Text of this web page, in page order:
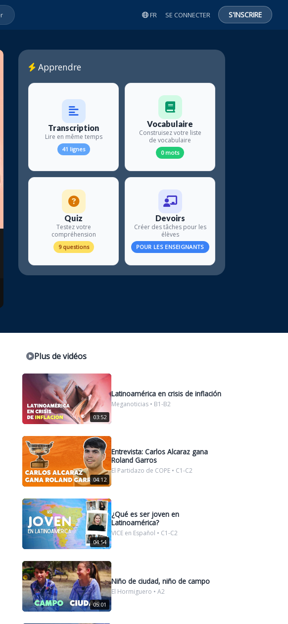
FR SE CONNECTER S'INSCRIRE
Apprendre
Transcription
Lire en même temps
41 lignes
Vocabulaire
Construisez votre liste
de vocabulaire
0 mots
Quiz
Testez votre
compréhension
9 questions
Devoirs
Créer des tâches pour les
élèves
POUR LES ENSEIGNANTS
Plus de vidéos
03:52
Latinoamérica en crisis de inflación
Meganoticias • B1-B2
04:12
Entrevista: Carlos Alcaraz gana
Roland Garros
El Partidazo de COPE • C1-C2
04:54
¿Qué es ser joven en
Latinoamérica?
VICE en Español • C1-C2
05:01
Niño de ciudad, niño de campo
El Hormiguero • A2